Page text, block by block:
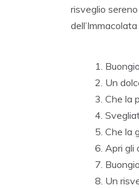
risveglio
Un
Che la
Che la
Apri gli
Un